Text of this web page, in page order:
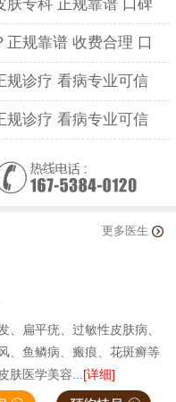
肤专科 正规靠谱 口碑
规靠谱 收费合理 口
规诊疗 看病专业可信
规诊疗 看病专业可信
更多医生
、扁平疣、过敏性皮肤病、
、鱼鳞病、瘢痕、花斑癣等
肤医学美容... [详细]